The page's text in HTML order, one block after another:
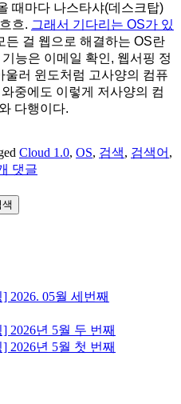
때마다 나스타샤(데스크탑)
흐. 그래서 기다리는 OS가 있
든 걸 웹으로 해결하는 OS란
능은 이메일 확인, 웹서핑 정
울러 윈도처럼 고사양의 컴퓨
중에도 이렇게 저사양의 컴
다행이다.
Cloud 1.0, OS, 검색, 검색어 ,
댓글
색
2026. 05월 세번째
2026년 5월 두 번째
2026년 5월 첫 번째